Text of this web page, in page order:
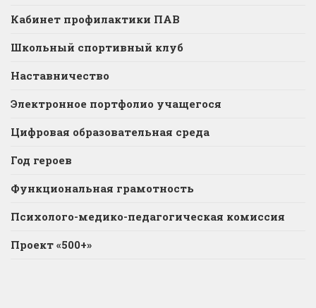
Кабинет профилактики ПАВ
Школьный спортивный клуб
Наставничество
Электронное портфолио учащегося
Цифровая образовательная среда
Год героев
Функциональная грамотность
Психолого-медико-педагогическая комиссия
Проект «500+»